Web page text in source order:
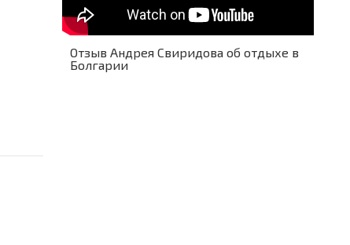
Отзыв Андрея Свиридова об отдыхе в
Болгарии